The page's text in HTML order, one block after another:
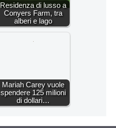
Residenza di lusso a
Conyers Farm, tra
alberi e lago
Mariah Carey vuole
spendere 125 milioni
di dollari…